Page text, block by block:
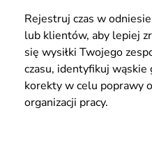
Rejestruj czas w
lub klientów, aby lepiej
się wysiłki Twojego
czasu, identyfikuj wąskie
korekty w celu poprawy
organizacji pracy.